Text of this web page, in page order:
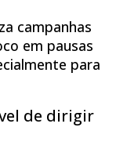
campanhas
em pausas
para
de dirigir